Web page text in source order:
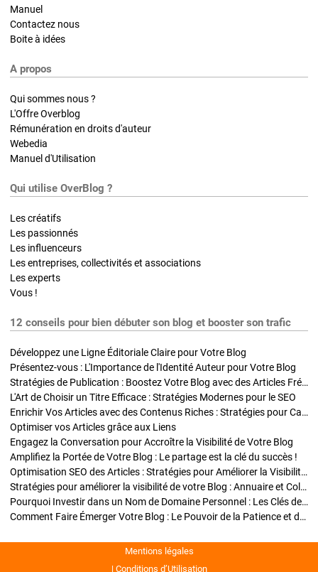
Manuel
Contactez nous
Boite à idées
A propos
Qui sommes nous ?
L'Offre Overblog
Rémunération en droits d'auteur
Webedia
Manuel d'Utilisation
Qui utilise OverBlog ?
Les créatifs
Les passionnés
Les influenceurs
Les entreprises, collectivités et associations
Les experts
Vous !
12 conseils pour bien débuter son blog et booster son trafic
Développez une Ligne Éditoriale Claire pour Votre Blog
Présentez-vous : L'Importance de l'Identité Auteur pour Votre Blog
Stratégies de Publication : Boostez Votre Blog avec des Articles Fréquents et Exclusifs
L'Art de Choisir un Titre Efficace : Stratégies Modernes pour le SEO
Enrichir Vos Articles avec des Contenus Riches : Stratégies pour Captiver et Optimiser
Optimiser vos Articles grâce aux Liens
Engagez la Conversation pour Accroître la Visibilité de Votre Blog
Amplifiez la Portée de Votre Blog : Le partage est la clé du succès !
Optimisation SEO des Articles : Stratégies pour Améliorer la Visibilité de Votre Blog
Stratégies pour améliorer la visibilité de votre Blog : Annuaire et Collaborations
Pourquoi Investir dans un Nom de Domaine Personnel : Les Clés de la Réussite de Votre Blog
Comment Faire Émerger Votre Blog : Le Pouvoir de la Patience et de la Persévérance
Mentions légales
Conditions d’Utilisation